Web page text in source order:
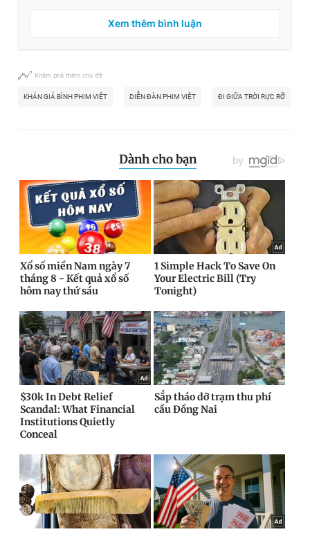
Xem thêm bình luận
Khám phá thêm chủ đề
KHÁN GIẢ BÌNH PHIM VIỆT DIỄN ĐÀN PHIM VIỆT ĐI GIỮA TRỜI RỰC RỠ